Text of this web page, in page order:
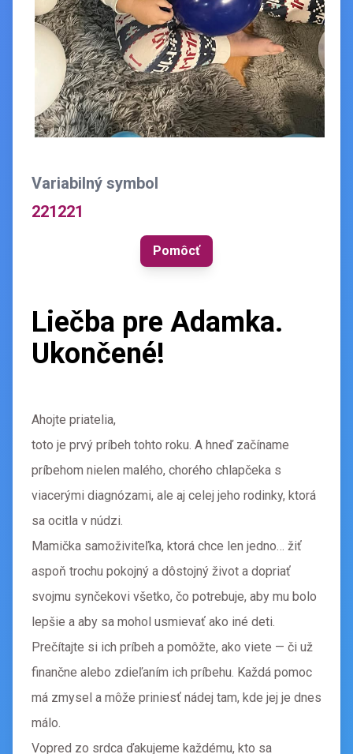
Variabilný symbol
221221
Pomôcť
Liečba pre Adamka.
Ukončené!
Ahojte priatelia,
toto je prvý príbeh tohto roku. A hneď začíname
príbehom nielen malého, chorého chlapčeka s
viacerými diagnózami, ale aj celej jeho rodinky, ktorá
sa ocitla v núdzi.
Mamička samoživiteľka, ktorá chce len jedno… žiť
aspoň trochu pokojný a dôstojný život a dopriať
svojmu synčekovi všetko, čo potrebuje, aby mu bolo
lepšie a aby sa mohol usmievať ako iné deti.
Prečítajte si ich príbeh a pomôžte, ako viete — či už
finančne alebo zdieľaním ich príbehu. Každá pomoc
má zmysel a môže priniesť nádej tam, kde jej je dnes
málo.
Vopred zo srdca ďakujeme každému, kto sa